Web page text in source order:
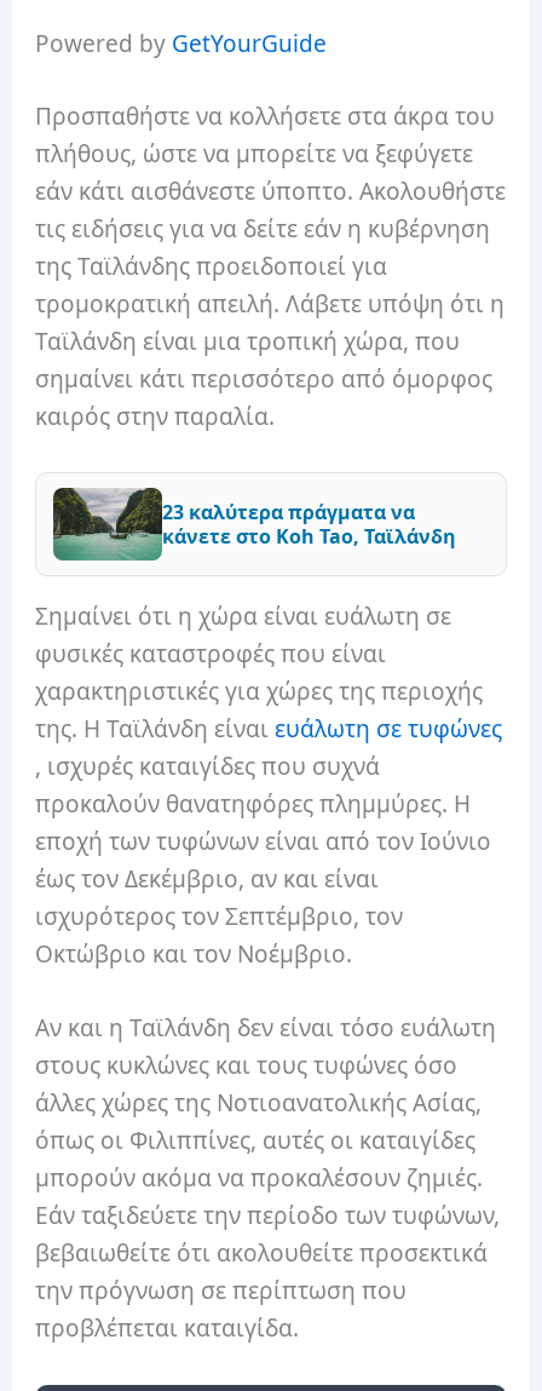
Powered by GetYourGuide
Προσπαθήστε να κολλήσετε στα άκρα του
πλήθους, ώστε να μπορείτε να ξεφύγετε
εάν κάτι αισθάνεστε ύποπτο. Ακολουθήστε
τις ειδήσεις για να δείτε εάν η κυβέρνηση
της Ταϊλάνδης προειδοποιεί για
τρομοκρατική απειλή. Λάβετε υπόψη ότι η
Ταϊλάνδη είναι μια τροπική χώρα, που
σημαίνει κάτι περισσότερο από όμορφος
καιρός στην παραλία.
23 καλύτερα πράγματα να
κάνετε στο Koh Tao, Ταϊλάνδη
Σημαίνει ότι η χώρα είναι ευάλωτη σε
φυσικές καταστροφές που είναι
χαρακτηριστικές για χώρες της περιοχής
της. Η Ταϊλάνδη είναιευάλωτη σε τυφώνες
, ισχυρές καταιγίδες που συχνά
προκαλούν θανατηφόρες πλημμύρες. Η
εποχή των τυφώνων είναι από τον Ιούνιο
έως τον Δεκέμβριο, αν και είναι
ισχυρότερος τον Σεπτέμβριο, τον
Οκτώβριο και τον Νοέμβριο.
Αν και η Ταϊλάνδη δεν είναι τόσο ευάλωτη
στους κυκλώνες και τους τυφώνες όσο
άλλες χώρες της Νοτιοανατολικής Ασίας,
όπως οι Φιλιππίνες, αυτές οι καταιγίδες
μπορούν ακόμα να προκαλέσουν ζημιές.
Εάν ταξιδεύετε την περίοδο των τυφώνων,
βεβαιωθείτε ότι ακολουθείτε προσεκτικά
την πρόγνωση σε περίπτωση που
προβλέπεται καταιγίδα.